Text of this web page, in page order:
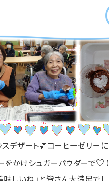
ラスデザート💕コーヒー
をかけシュガーパウダーで🤍
」と皆さん大満足でし